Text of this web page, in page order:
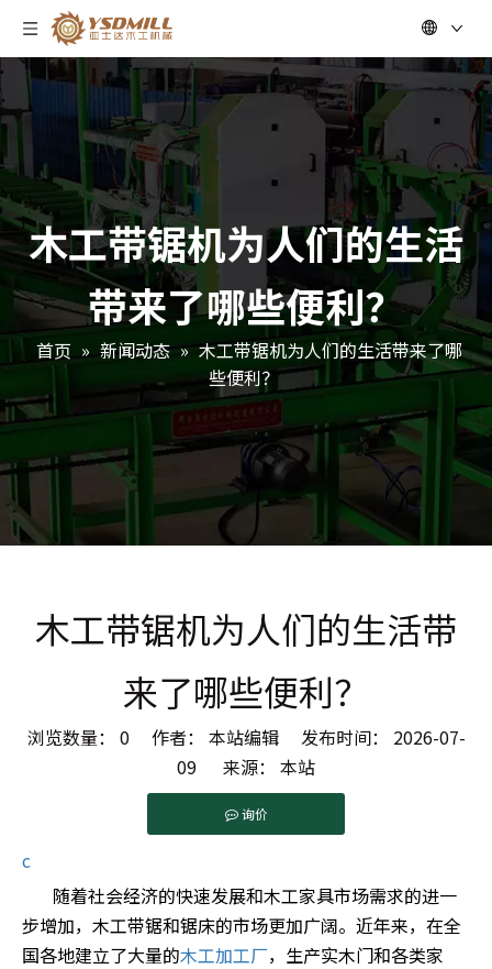
木工带锯机为人们的生活
带来了哪些便利？
首页 » 新闻动态 » 木工带锯机为人们的生活带来了哪
些便利？
木工带锯机为人们的生活带
来了哪些便利？
浏览数量： 0作者： 本站编辑 发布时间： 2026-07-
09 来源： 本站
询价
c
随着社会经济的快速发展和木工家具市场需求的进一
步增加，木工带锯和锯床的市场更加广阔。近年来，在全
国各地建立了大量的木工加工厂，生产实木门和各类家